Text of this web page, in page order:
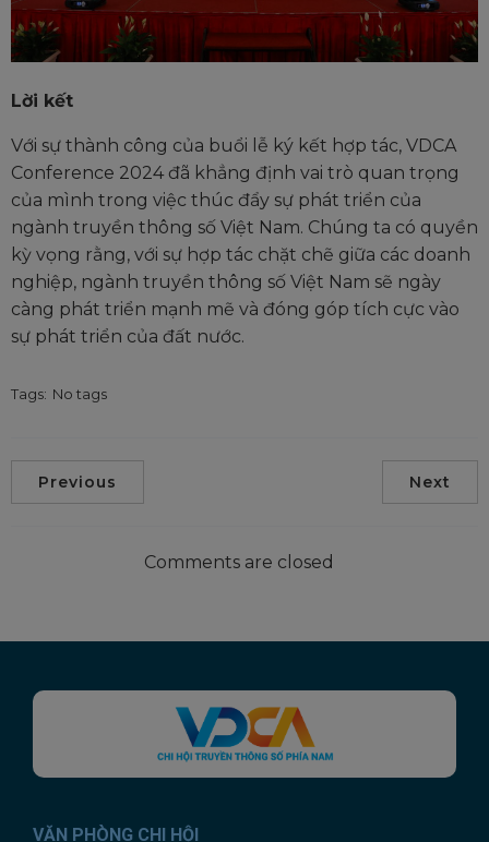
Lời kết
Với sự thành công của buổi lễ ký kết hợp tác, VDCA
Conference 2024 đã khẳng định vai trò quan trọng
của mình trong việc thúc đẩy sự phát triển của
ngành truyền thông số Việt Nam. Chúng ta có quyền
kỳ vọng rằng, với sự hợp tác chặt chẽ giữa các doanh
nghiệp, ngành truyền thông số Việt Nam sẽ ngày
càng phát triển mạnh mẽ và đóng góp tích cực vào
sự phát triển của đất nước.
Tags: No tags
Previous Next
Comments are closed
VĂN PHÒNG CHI HỘI
This will close in seconds